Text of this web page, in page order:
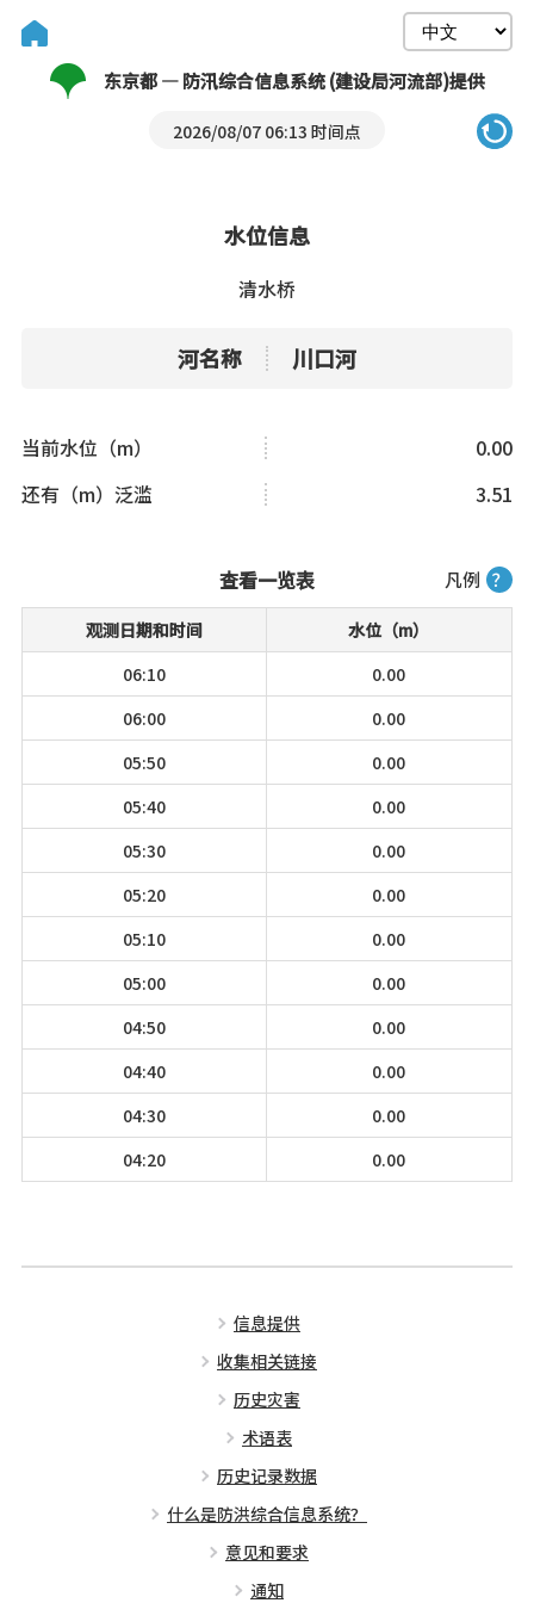
东京都 — 防汛综合信息系统 (建设局河流部)提供
2026/08/07 06:13 时间点
水位信息
清水桥
河名称 川口河
当前水位（m）
0.00
还有（m）泛滥
3.51
凡例 ？
查看一览表
观测日期和时间
水位（m）
06:10
0.00
06:00
0.00
05:50
0.00
05:40
0.00
05:30
0.00
05:20
0.00
05:10
0.00
05:00
0.00
04:50
0.00
04:40
0.00
04:30
0.00
04:20
0.00
信息提供
收集相关链接
历史灾害
术语表
历史记录数据
什么是防洪综合信息系统？
意见和要求
通知